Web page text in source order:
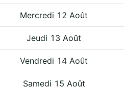
Mercredi 12 Août
Jeudi 13 Août
Vendredi 14 Août
Samedi 15 Août